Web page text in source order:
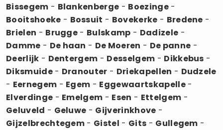
Bissegem - Blankenberge - Boezinge-
Booitshoeke - Bossuit - Bovekerke - Bredene -
Brielen - Brugge - Bulskamp - Dadizele -
Damme - De haan - De Moeren - De panne -
Deerlijk - Dentergem - Desselgem - Dikkebus -
Diksmuide- Dranouter - Driekapellen - Dudzele
- Eernegem - Egem - Eggewaartskapelle-
Elverdinge - Emelgem - Esen - Ettelgem -
Geluveld - Geluwe - Gijverinkhove -
Gijzelbrechtegem - Gistel - Gits - Gullegem -